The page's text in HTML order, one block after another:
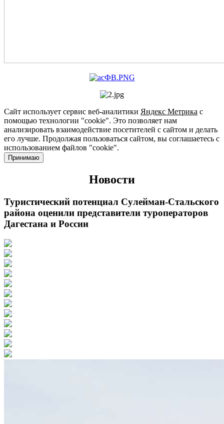
Сайт использует сервис веб-аналитики Яндекс Метрика с
помощью технологии "cookie". Это позволяет нам
анализировать взаимодействие посетителей с сайтом и делать
его лучше. Продолжая пользоваться сайтом, вы соглашаетесь с
использованием файлов "cookie".
Принимаю
Новости
Туристический потенциал Сулейман-Стальского
района оценили представители туроператоров
Дагестана и России